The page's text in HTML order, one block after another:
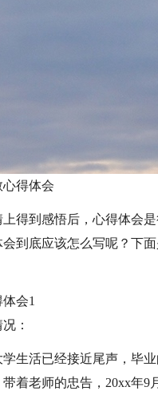
得体会
得到感悟后，心得体会
到底应该怎么写呢？下
会1
：
生活已经接近尾声，毕
着老师的忠告，20xx年